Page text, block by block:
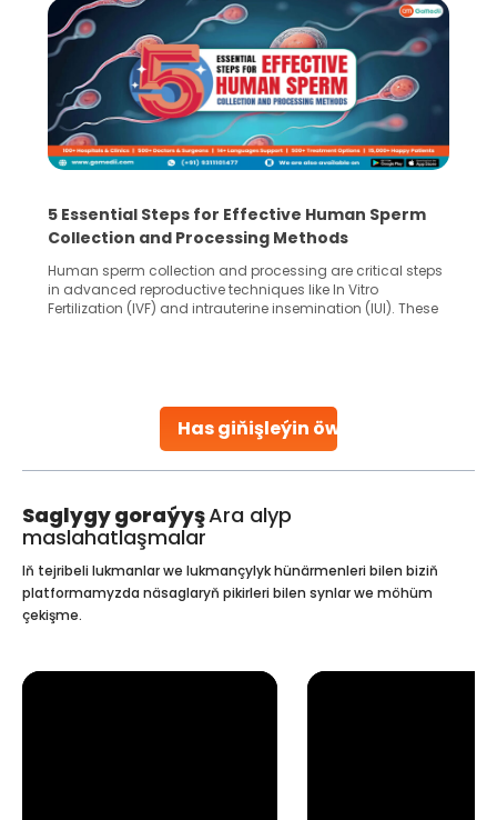
Has giňişleýin öwreniň
5 Essential Steps for Effective Human Sperm
Collection and Processing Methods
Human sperm collection and processing are critical steps
in advanced reproductive techniques like In Vitro
Fertilization (IVF) and intrauterine insemination (IUI). These
collected, they process the
Saglygy goraýyşAra alyp
maslahatlaşmalar
Iň tejribeli lukmanlar we lukmançylyk hünärmenleri bilen biziň
platformamyzda näsaglaryň pikirleri bilen synlar we möhüm
çekişme.